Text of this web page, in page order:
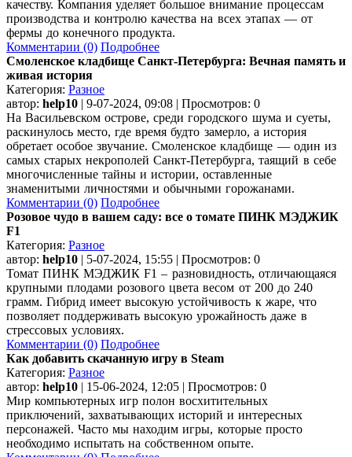
качеству. Компания уделяет большое внимание процессам
производства и контролю качества на всех этапах — от
фермы до конечного продукта.
Комментарии (0) Подробнее
Смоленское кладбище Санкт-Петербурга: Вечная память и
живая история
Категория: Разное
автор: help10 | 9-07-2024, 09:08 | Просмотров: 0
На Васильевском острове, среди городского шума и суеты,
раскинулось место, где время будто замерло, а история
обретает особое звучание. Смоленское кладбище — один из
самых старых некрополей Санкт-Петербурга, таящий в себе
многочисленные тайны и истории, оставленные
знаменитыми личностями и обычными горожанами.
Комментарии (0) Подробнее
Розовое чудо в вашем саду: все о томате ПИНК МЭДЖИК
F1
Категория: Разное
автор: help10 | 5-07-2024, 15:55 | Просмотров: 0
Томат ПИНК МЭДЖИК F1 – разновидность, отличающаяся
крупными плодами розового цвета весом от 200 до 240
грамм. Гибрид имеет высокую устойчивость к жаре, что
позволяет поддерживать высокую урожайность даже в
стрессовых условиях.
Комментарии (0) Подробнее
Как добавить скачанную игру в Steam
Категория: Разное
автор: help10 | 15-06-2024, 12:05 | Просмотров: 0
Мир компьютерных игр полон восхитительных
приключений, захватывающих историй и интересных
персонажей. Часто мы находим игры, которые просто
необходимо испытать на собственном опыте.